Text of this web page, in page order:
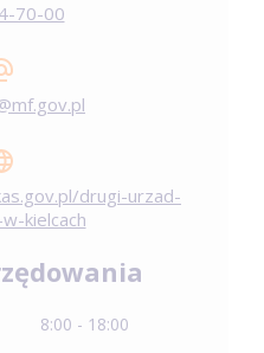
70-00
drugi-urzad-
kielcach
8:00 - 18:00